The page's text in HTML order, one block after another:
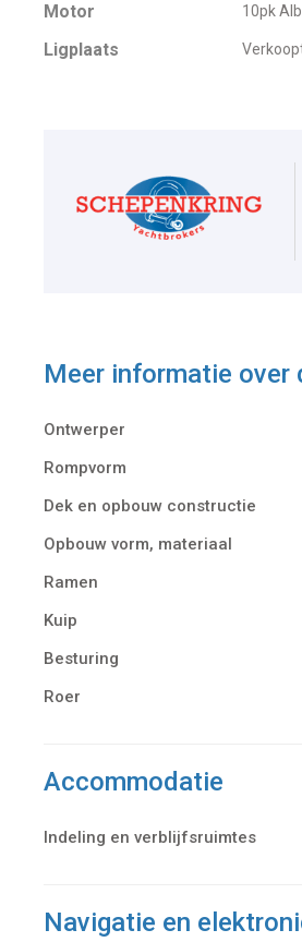
Motor 10pk
Ligplaats
Meer informatie over
Ontwerper
Rompvorm
Dek en opbouw constructie
Opbouw vorm, materiaal
Ramen
Kuip
Besturing
Roer
Accommodatie
Indeling en verblijfsruimtes
Navigatie en